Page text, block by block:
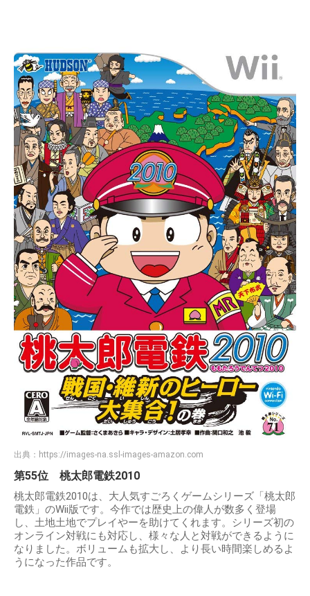
出典： https://images-na.ssl-images-amazon.com
第55位 桃太郎電鉄2010
桃太郎電鉄2010は、大人気すごろくゲームシリーズ「桃太郎
電鉄」のWii版です。今作では歴史上の偉人が数多く登場
し、土地土地でプレイやーを助けてくれます。シリーズ初の
オンライン対戦にも対応し、様々な人と対戦ができるように
なりました。ボリュームも拡大し、より長い時間楽しめるよ
うになった作品です。